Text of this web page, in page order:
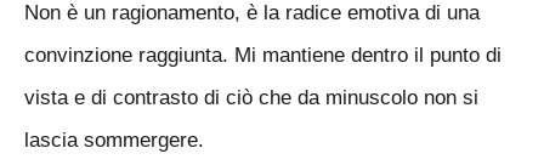
Non è un ragionamento, è la radice emotiva di una
convinzione raggiunta. Mi mantiene dentro il punto di
vista e di contrasto di ciò che da minuscolo non si
lascia sommergere.